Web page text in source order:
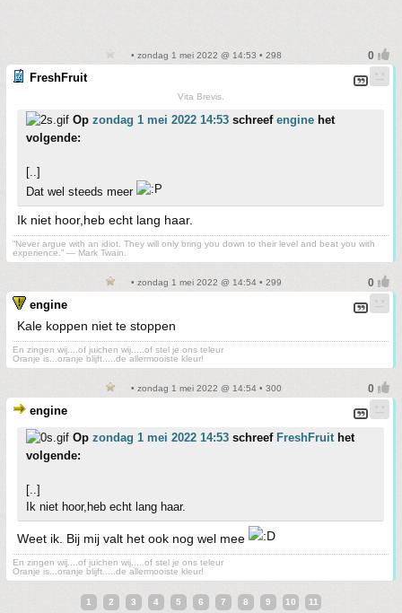
• zondag 1 mei 2022 @ 14:53 • 298
FreshFruit
Vita Brevis.
Op zondag 1 mei 2022 14:53 schreef engine het
volgende:
[..]
Dat wel steeds meer
Ik niet hoor,heb echt lang haar.
“Never argue with an idiot. They will only bring you down to their level and beat you with
experience.” ― Mark Twain.
• zondag 1 mei 2022 @ 14:54 • 299
engine
Kale koppen niet te stoppen
En zingen wij....of juichen wij.....of stel je ons teleur
Oranje is...oranje blijft.....de allermooiste kleur!
• zondag 1 mei 2022 @ 14:54 • 300
engine
Op zondag 1 mei 2022 14:53 schreef FreshFruithet
volgende:
[..]
Ik niet hoor,heb echt lang haar.
Weet ik. Bij mij valt het ook nog wel mee
En zingen wij....of juichen wij.....of stel je ons teleur
Oranje is...oranje blijft.....de allermooiste kleur!
1 2 3 4 5 6 7 8 9 10 11